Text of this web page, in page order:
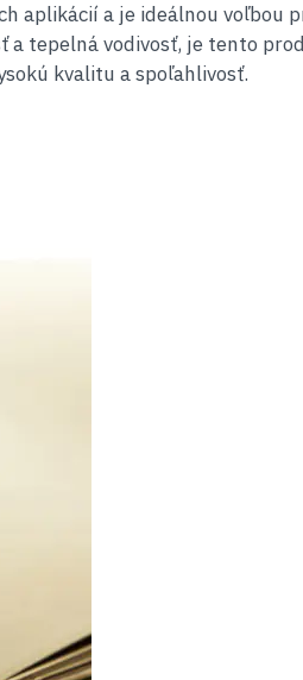
aplikácií a je ideálnou voľbou
a tepelná vodivosť, je tento
kvalitu a spoľahlivosť.